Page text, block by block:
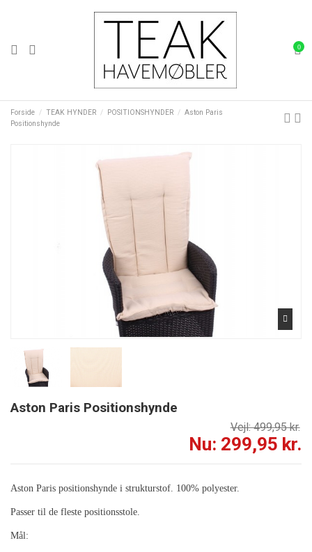
0
Forside TEAK HYNDER POSITIONSHYNDER
Aston Paris
Positionshynde
Aston Paris Positionshynde
Vejl: 499,95 kr.
Nu: 299,95 kr.
Aston Paris positionshynde i strukturstof. 100% polyester.
Passer til de fleste positionsstole.
Mål: